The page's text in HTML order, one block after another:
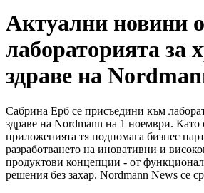
Актуални новини
лабораторията за
здраве на
Сабрина Ерб се присъедини към
здраве на Nordmann на 1 ноември. Като
приложенията тя подпомага бизнес
разработването на иновативни и
продуктови концепции - от
решения без захар. Nordmann News се